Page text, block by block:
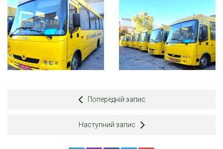
Попередній запис
Наступний запис